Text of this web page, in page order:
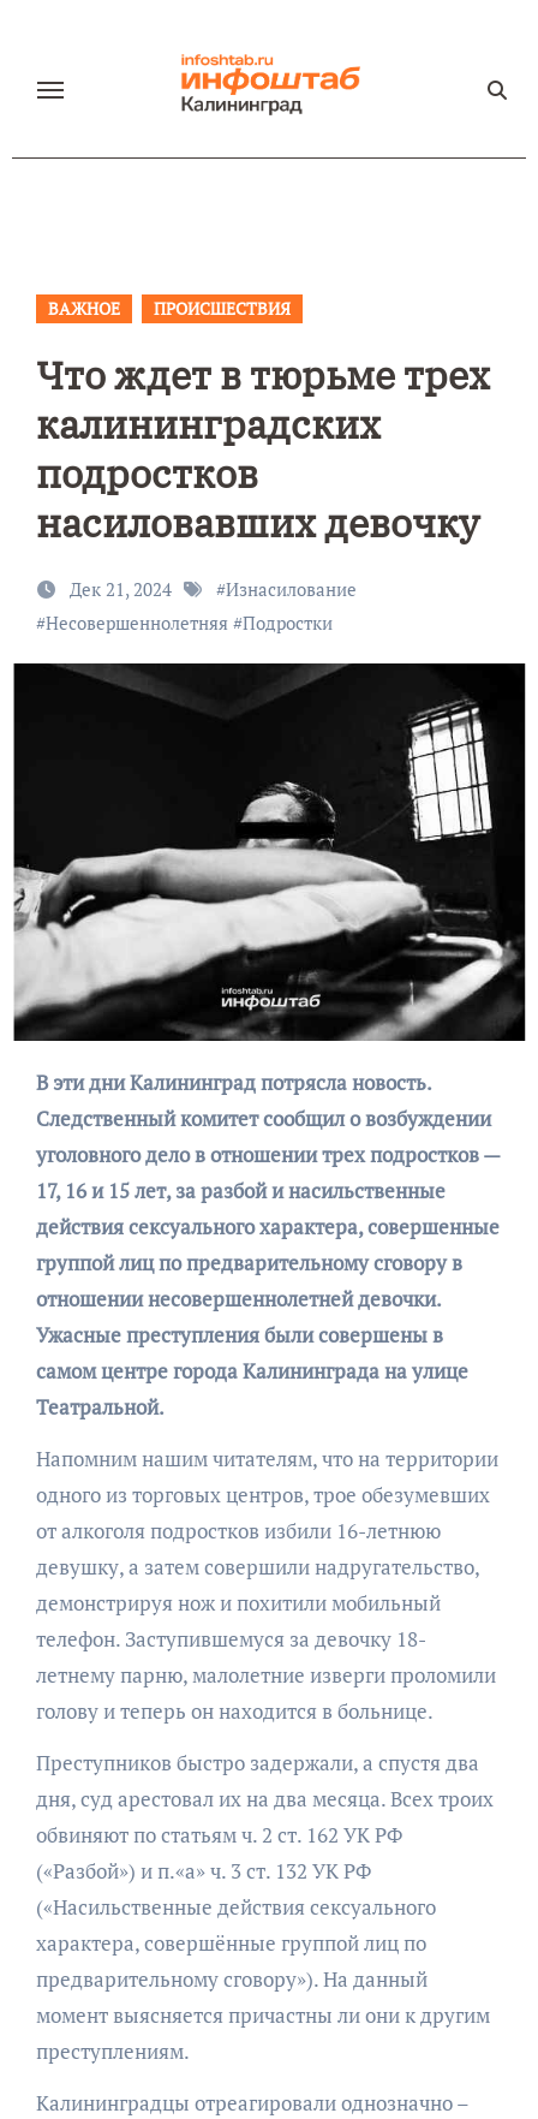
содержанию
ВАЖНОЕ ПРОИСШЕСТВИЯ
Что ждет в тюрьме трех
калининградских
подростков
насиловавших девочку
Дек 21, 2024 #Изнасилование
#Несовершеннолетняя#Подростки
В эти дни Калининград потрясла новость.
Следственный комитет сообщил о возбуждении
уголовного дело в отношении трех подростков —
17, 16 и 15 лет, за разбой и насильственные
действия сексуального характера, совершенные
группой лиц по предварительному сговору в
отношении несовершеннолетней девочки.
Ужасные преступления были совершены в
самом центре города Калининграда на улице
Театральной.
Напомним нашим читателям, что на территории
одного из торговых центров, трое обезумевших
от алкоголя подростков избили 16-летнюю
девушку, а затем совершили надругательство,
демонстрируя нож и похитили мобильный
телефон. Заступившемуся за девочку 18-
летнему парню, малолетние изверги проломили
голову и теперь он находится в больнице.
Преступников быстро задержали, а спустя два
дня, суд арестовал их на два месяца. Всех троих
обвиняют по статьям ч. 2 ст. 162 УК РФ
(«Разбой») и п.«а» ч. 3 ст. 132 УК РФ
(«Насильственные действия сексуального
характера, совершённые группой лиц по
предварительному сговору»). На данный
момент выясняется причастны ли они к другим
преступлениям.
Калининградцы отреагировали однозначно –